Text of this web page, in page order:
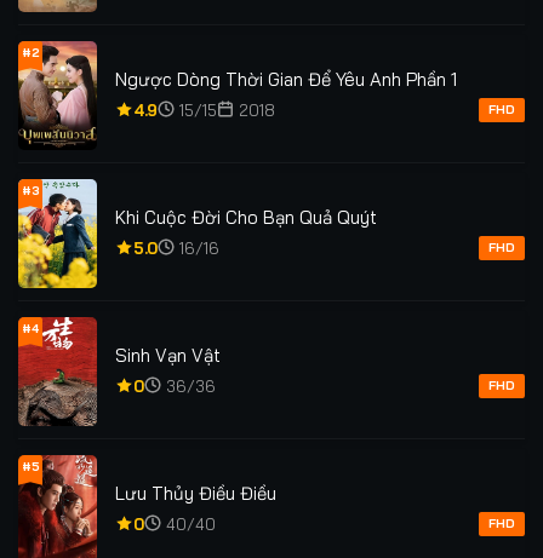
#2
Ngược Dòng Thời Gian Để Yêu Anh Phần 1
4.9 15/15 2018 FHD
#3
Khi Cuộc Đời Cho Bạn Quả Quýt
5.0 16/16 FHD
#4
Sinh Vạn Vật
0 36/36 FHD
#5
Lưu Thủy Điều Điều
0 40/40 FHD